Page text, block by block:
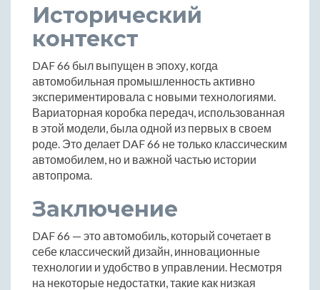
Исторический
контекст
DAF 66 был выпущен в эпоху, когда
автомобильная промышленность активно
экспериментировала с новыми технологиями.
Вариаторная коробка передач, использованная
в этой модели, была одной из первых в своем
роде. Это делает DAF 66 не только классическим
автомобилем, но и важной частью истории
автопрома.
Заключение
DAF 66 — это автомобиль, который сочетает в
себе классический дизайн, инновационные
технологии и удобство в управлении. Несмотря
на некоторые недостатки, такие как низкая